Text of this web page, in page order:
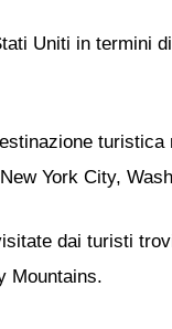
Uniti in termini
York City,
dai turisti
Mountains.